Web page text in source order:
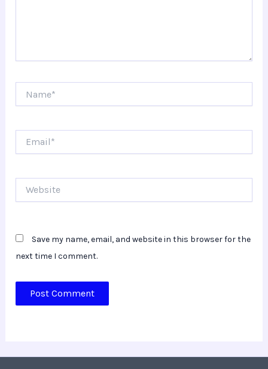
Save my name, email, and website in this browser for the
next time I comment.